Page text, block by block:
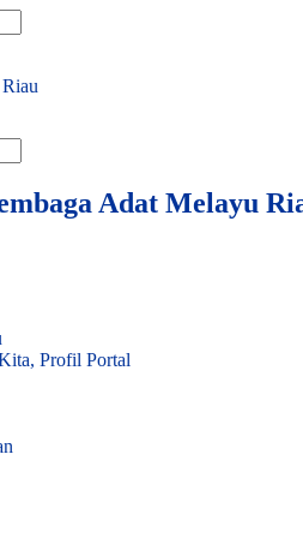
Adat Melayu
Profil Portal